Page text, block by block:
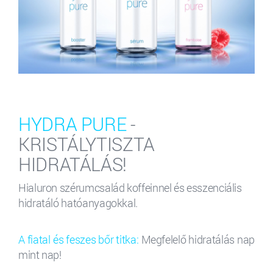
HYDRA PURE-
KRISTÁLYTISZTA
HIDRATÁLÁS!
Hialuron szérumcsalád koffeinnel és esszenciális
hidratáló hatóanyagokkal.
A fiatal és feszes bőr titka: Megfelelő hidratálás nap
mint nap!